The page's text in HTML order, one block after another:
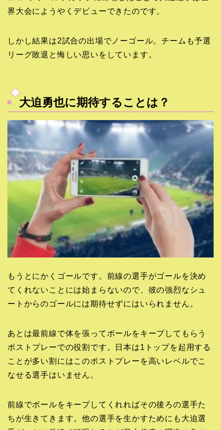
界大会にようやくデビューできたのです。
しかし結果は2試合の出場でノーゴール。チームも予選
リーグ敗退と悔しい思いをしています。
大迫勇也に期待することは？
もうとにかくゴールです。前線の選手がゴールを決め
てくれないことには始まらないので、彼の強烈なシュ
ートからのゴールには期待せずにはいられません。
あとは最前線で体を張ってボールをキープしてもらう
ポストプレーでの役割です。日本は1トップを起用する
ことが多い割にはこのポストプレーを高いレベルでこ
なせる選手はいません。
前線でボールをキープしてくれればその後ろの選手た
ちが生きてきます。他の選手を生かすためにも大迫選